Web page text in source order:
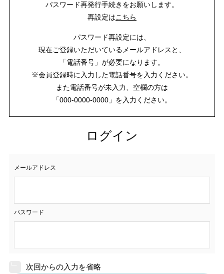
パスワード再発行手続きをお願いします。
再設定はこちら
パスワード再設定には、
現在ご登録いただいているメールアドレスと、
「電話番号」が必要になります。
※会員登録時に入力した電話番号を入力ください。
また電話番号が未入力、空欄の方は
「000-0000-0000」を入力ください。
ログイン
メールアドレス
パスワード
次回からの入力を省略